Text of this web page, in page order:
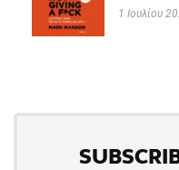
1 Ιουλίου